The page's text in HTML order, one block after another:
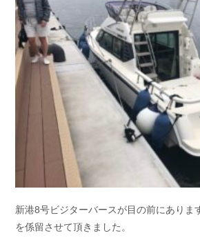
新港8号ビジターバースが目の前にありま
を係留させて頂きました。